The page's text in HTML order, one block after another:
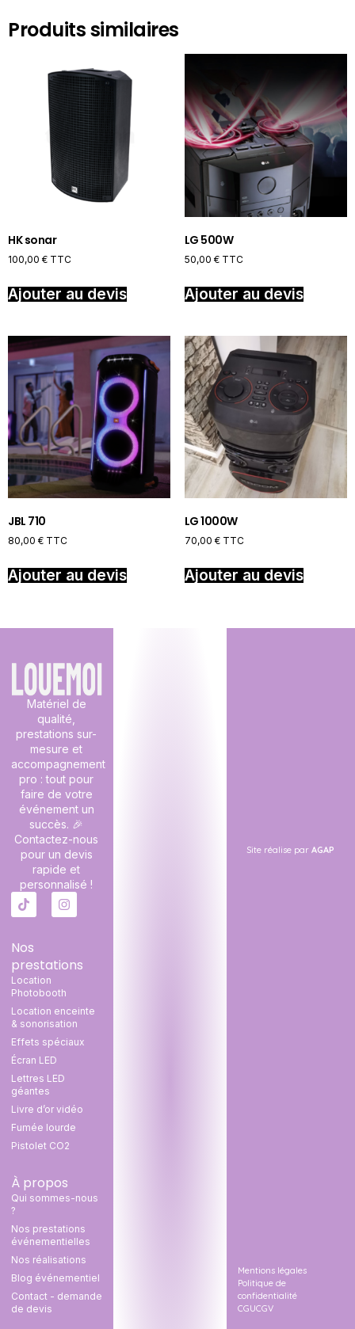
Produits similaires
HK sonar
100,00 € TTC
Ajouter au devis
LG 500W
50,00 € TTC
Ajouter au devis
JBL 710
80,00 € TTC
Ajouter au devis
LG 1000W
70,00 € TTC
Ajouter au devis
Matériel de
qualité,
prestations sur-
mesure et
accompagnement
pro : tout pour
faire de votre
événement un
succès. 🎉
Contactez-nous
pour un devis
rapide et
personnalisé !
Nos
prestations
Location
Photobooth
Location enceinte
& sonorisation
Effets spéciaux
Écran LED
Lettres LED
géantes
Livre d’or vidéo
Fumée lourde
Pistolet CO2
À propos
Qui sommes-nous
?
Nos prestations
événementielles
Nos réalisations
Blog événementiel
Contact - demande
de devis
Site réalise parAGAP
Mentions légales
Politique de
confidentialité
CGUCGV